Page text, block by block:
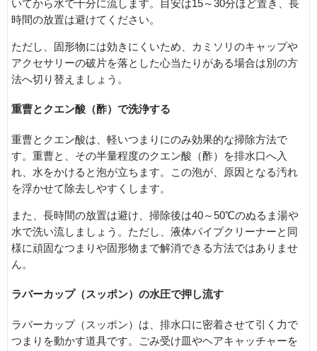
いてから水で十分に流します。目安は15～30分ほど置き、長
時間の放置は避けてください。
ただし、固形物には効きにくいため、カミソリのキャップや
アクセサリーの破片を落とした心当たりがある場合は別の方
法へ切り替えましょう。
重曹とクエン酸（酢）で洗浄する
重曹とクエン酸は、軽いつまりにのみ効果的な掃除方法で
す。重曹と、その半量程度のクエン酸（酢）を排水口へ入
れ、水をかけると泡が立ちます。この泡が、原因となる汚れ
を浮かせて除去しやすくします。
また、長時間の放置は避け、掃除後は40～50℃のぬるま湯や
水で洗い流しましょう。ただし、液体パイプクリーナーと同
様に頑固なつまりや固形物まで解消できる方法ではありませ
ん。
ラバーカップ（スッポン）の水圧で押し流す
ラバーカップ（スッポン）は、排水口に密着させて引く力で
つまりを動かす道具です。ごみ受け皿やヘアキャッチャーを